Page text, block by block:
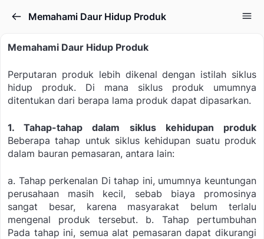
Memahami Daur Hidup Produk
Memahami Daur Hidup Produk
Perputaran produk lebih dikenal dengan istilah siklus
hidup produk. Di mana siklus produk umumnya
ditentukan dari berapa lama produk dapat dipasarkan.
1. Tahap-tahap dalam siklus kehidupan produk
Beberapa tahap untuk siklus kehidupan suatu produk
dalam bauran pemasaran, antara lain:
a. Tahap perkenalan Di tahap ini, umumnya keuntungan
perusahaan masih kecil, sebab biaya promosinya
sangat besar, karena masyarakat belum terlalu
mengenal produk tersebut.
b. Tahap pertumbuhan
Pada tahap ini, semua alat pemasaran dapat dikurangi